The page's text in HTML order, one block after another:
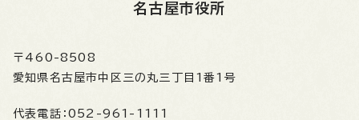
名古屋市役所
〒460-8508
愛知県名古屋市中区三の丸三丁目1番1号
代表電話： 052-961-1111